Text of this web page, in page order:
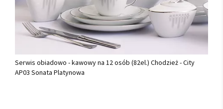
Serwis obiadowo - kawowy na 12 osób (82el.) Chodzież - City
AP03 Sonata Platynowa